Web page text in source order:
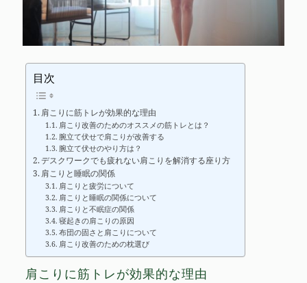
目次
肩こりに筋トレが効果的な理由
肩こり改善のためのオススメの筋トレとは？
腕立て伏せで肩こりが改善する
腕立て伏せのやり方は？
デスクワークでも疲れない肩こりを解消する座り方
肩こりと睡眠の関係
肩こりと疲労について
肩こりと睡眠の関係について
肩こりと不眠症の関係
寝起きの肩こりの原因
布団の固さと肩こりについて
肩こり改善のための枕選び
肩こりに筋トレが効果的な理由